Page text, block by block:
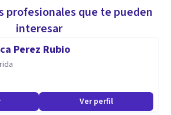
vida por las que atraviesa
logoterapia y la maestría es en
así como también he realizado
terapia de pareja .
profesionales que te pueden
interesar
Perez Rubio
Ver perfil